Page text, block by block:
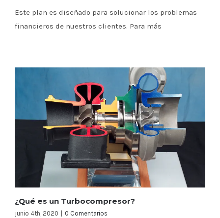
Este plan es diseñado para solucionar los problemas
financieros de nuestros clientes. Para más
¿Qué es un Turbocompresor?
junio 4th, 2020 0 Comentarios